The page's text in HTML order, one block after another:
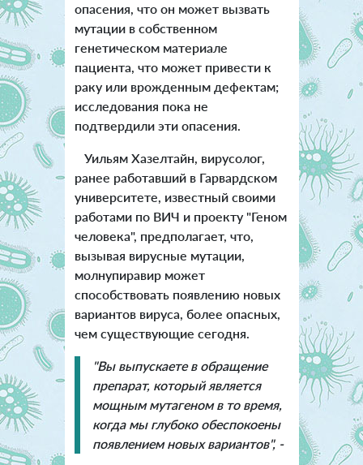
опасения, что он может вызвать
мутации в собственном
генетическом материале
пациента, что может привести к
раку или врожденным дефектам;
исследования пока не
подтвердили эти опасения.
Уильям Хазелтайн, вирусолог,
ранее работавший в Гарвардском
университете, известный своими
работами по ВИЧ и проекту "Геном
человека", предполагает, что,
вызывая вирусные мутации,
молнупиравир может
способствовать появлению новых
вариантов вируса, более опасных,
чем существующие сегодня.
"Вы выпускаете в обращение
препарат, который является
мощным мутагеном в то время,
когда мы глубоко обеспокоены
появлением новых вариантов", -